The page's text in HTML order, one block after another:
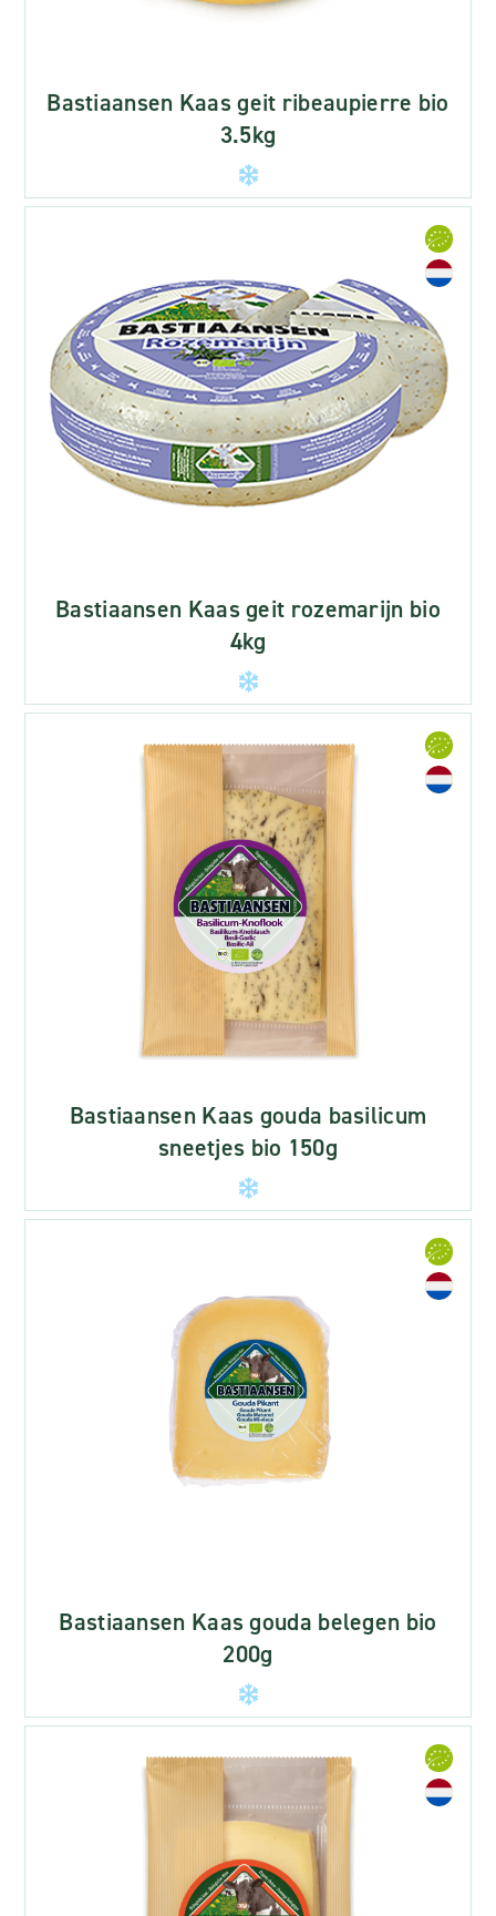
Bastiaansen Kaas geit ribeaupierre bio
3.5kg
Bastiaansen Kaas geit rozemarijn bio
4kg
Bastiaansen Kaas gouda basilicum
sneetjes bio 150g
Bastiaansen Kaas gouda belegen bio
200g